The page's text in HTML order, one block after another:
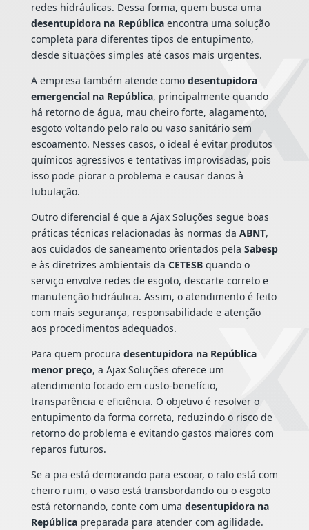
redes hidráulicas. Dessa forma, quem busca uma
desentupidora na Repúblicaencontra uma solução
completa para diferentes tipos de entupimento,
desde situações simples até casos mais urgentes.
A empresa também atende como desentupidora
emergencial na República, principalmente quando
há retorno de água, mau cheiro forte, alagamento,
esgoto voltando pelo ralo ou vaso sanitário sem
escoamento. Nesses casos, o ideal é evitar produtos
químicos agressivos e tentativas improvisadas, pois
isso pode piorar o problema e causar danos à
tubulação.
Outro diferencial é que a Ajax Soluções segue boas
práticas técnicas relacionadas às normas da ABNT,
aos cuidados de saneamento orientados pela Sabesp
e às diretrizes ambientais da CETESBquando o
serviço envolve redes de esgoto, descarte correto e
manutenção hidráulica. Assim, o atendimento é feito
com mais segurança, responsabilidade e atenção
aos procedimentos adequados.
Para quem procura desentupidora na República
menor preço, a Ajax Soluções oferece um
atendimento focado em custo-benefício,
transparência e eficiência. O objetivo é resolver o
entupimento da forma correta, reduzindo o risco de
retorno do problema e evitando gastos maiores com
reparos futuros.
Se a pia está demorando para escoar, o ralo está com
cheiro ruim, o vaso está transbordando ou o esgoto
está retornando, conte com uma desentupidora na
Repúblicapreparada para atender com agilidade.